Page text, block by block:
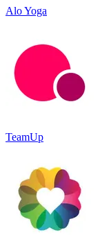
Alo Yoga
TeamUp